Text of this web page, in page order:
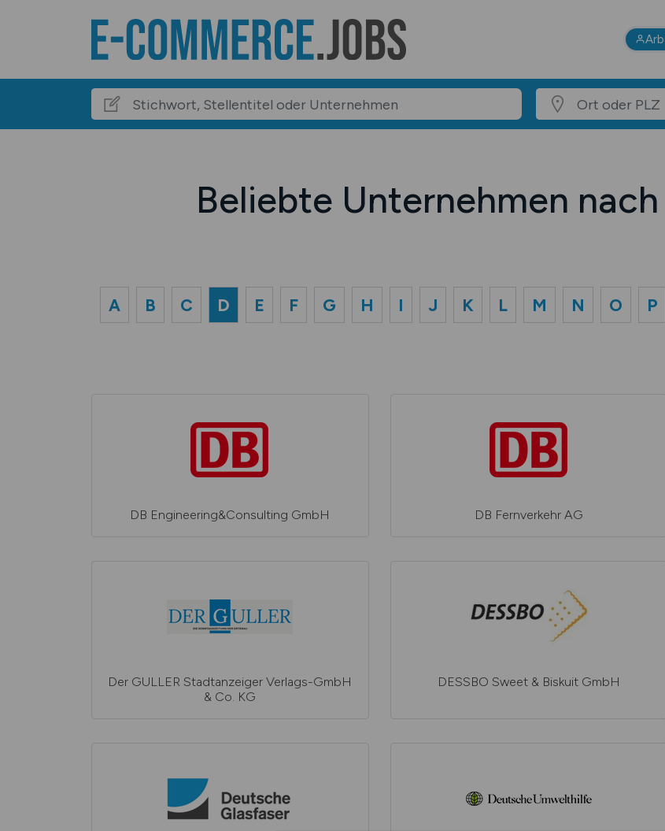
Beliebte Unternehmen
A B C D E F G H I J K L M N O P
DB Engineering&Consulting GmbH DB Fernverkehr AG
Der GULLER Stadtanzeiger Verlags-GmbH
& Co. KG
DESSBO Sweet & Biskuit GmbH